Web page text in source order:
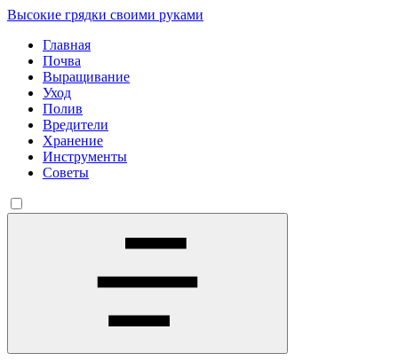
Высокие грядки своими руками
Главная
Почва
Выращивание
Уход
Полив
Вредители
Хранение
Инструменты
Советы